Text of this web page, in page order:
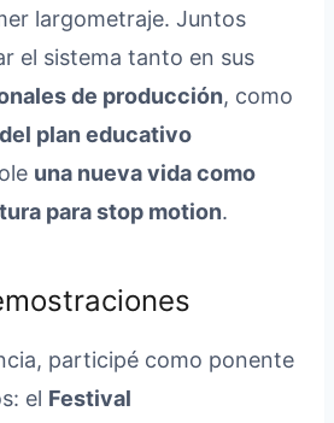
largometraje. Juntos
el sistema tanto en sus
de producción, como
plan educativo
una nueva vida como
para stop motion.
participé como ponente
el Festival